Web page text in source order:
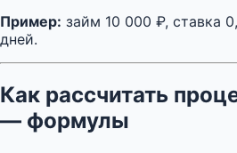
Пример: займ 10 000 ₽, ставка
дней.
Как рассчитать
— формулы